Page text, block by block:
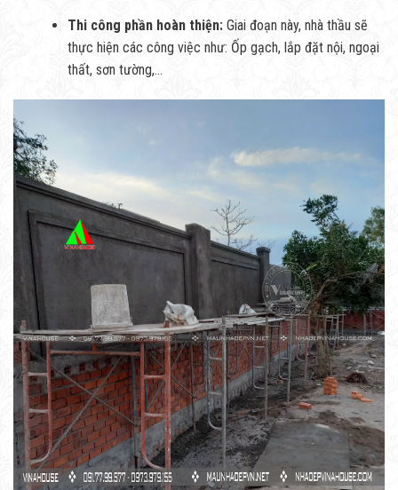
Thi công phần hoàn thiện:Giai đoạn này, nhà thầu sẽ
thực hiện các công việc như: Ốp gạch, lắp đặt nội, ngoại
thất, sơn tường,…